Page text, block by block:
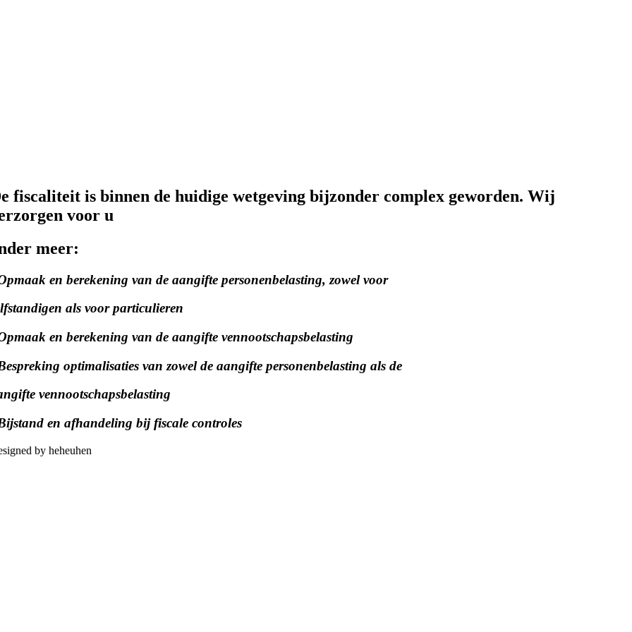
fiscaliteit is binnen de huidige wetgeving bijzonder complex geworden. Wij
voor u
meer:
en berekening van de aangifte personenbelasting, zowel voor
als voor particulieren
en berekening van de aangifte vennootschapsbelasting
optimalisaties van zowel de aangifte personenbelasting als de
vennootschapsbelasting
en afhandeling bij fiscale controles
by heheuhen